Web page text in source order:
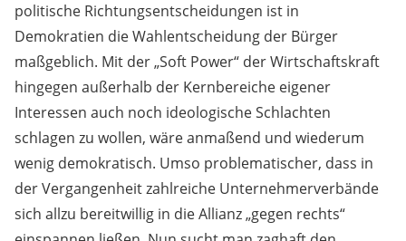
politische Richtungsentscheidungen ist in
Demokratien die Wahlentscheidung der Bürger
maßgeblich. Mit der „Soft Power“ der Wirtschaftskraft
hingegen außerhalb der Kernbereiche eigener
Interessen auch noch ideologische Schlachten
schlagen zu wollen, wäre anmaßend und wiederum
wenig demokratisch. Umso problematischer, dass in
der Vergangenheit zahlreiche Unternehmerverbände
sich allzu bereitwillig in die Allianz „gegen rechts“